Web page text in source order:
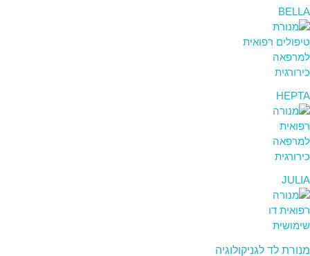
BELLA
HEPTA
JULIA
מנורת לד לגניקולוגיה